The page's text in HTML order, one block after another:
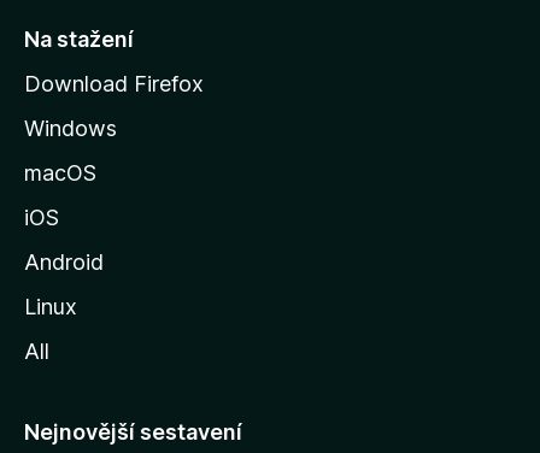
t
á
n
M
o
l
y
Na stažení
Download Firefox
Windows
macOS
iOS
Android
Linux
All
Nejnovější sestavení